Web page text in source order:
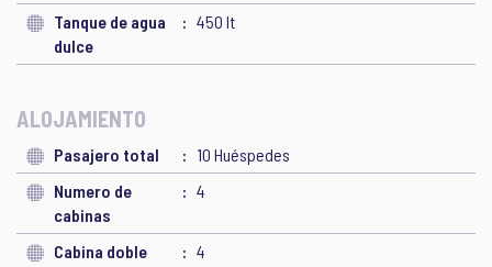
Tanque de agua
dulce
450 lt
ALOJAMIENTO
Pasajero total
10 Huéspedes
Numero de
cabinas
4
Cabina doble 4